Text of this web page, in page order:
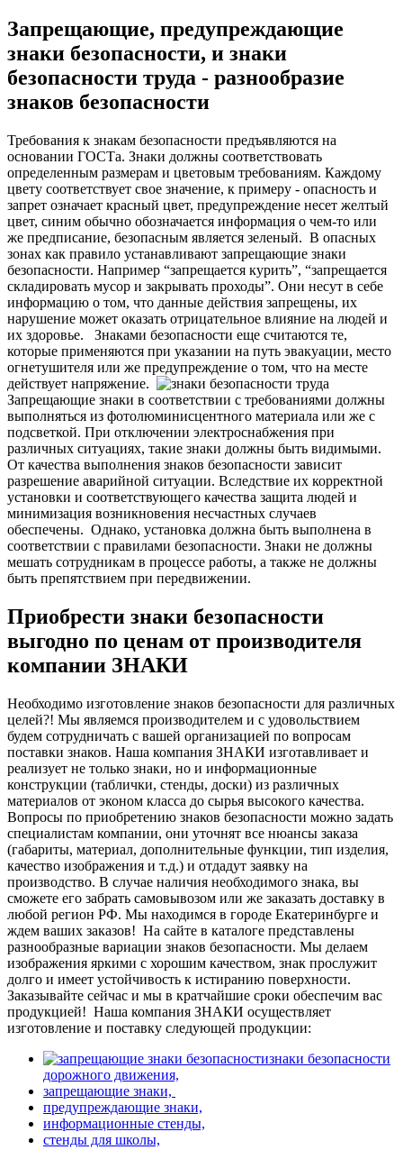
Запрещающие, предупреждающие
знаки безопасности, и знаки
безопасности труда - разнообразие
знаков безопасности
Требования к знакам безопасности предъявляются на
основании ГОСТа. Знаки должны соответствовать
определенным размерам и цветовым требованиям. Каждому
цвету соответствует свое значение, к примеру - опасность и
запрет означает красный цвет, предупреждение несет желтый
цвет, синим обычно обозначается информация о чем-то или
же предписание, безопасным является зеленый. В опасных
зонах как правило устанавливают запрещающие знаки
безопасности. Например “запрещается курить”, “запрещается
складировать мусор и закрывать проходы”. Они несут в себе
информацию о том, что данные действия запрещены, их
нарушение может оказать отрицательное влияние на людей и
их здоровье.
Знаками безопасности еще считаются те,
которые применяются при указании на путь эвакуации, место
огнетушителя или же предупреждение о том, что на месте
действует напряжение.
Запрещающие знаки в соответствии с требованиями должны
выполняться из фотолюминисцентного материала или же с
подсветкой. При отключении электроснабжения при
различных ситуациях, такие знаки должны быть видимыми.
От качества выполнения знаков безопасности зависит
разрешение аварийной ситуации. Вследствие их корректной
установки и соответствующего качества защита людей и
минимизация возникновения несчастных случаев
обеспечены. Однако, установка должна быть выполнена в
соответствии с правилами безопасности. Знаки не должны
мешать сотрудникам в процессе работы, а также не должны
быть препятствием при передвижении.
Приобрести знаки безопасности
выгодно по ценам от производителя
компании ЗНАКИ
Необходимо изготовление знаков безопасности для различных
целей?! Мы являемся производителем и с удовольствием
будем сотрудничать с вашей организацией по вопросам
поставки знаков. Наша компания ЗНАКИ изготавливает и
реализует не только знаки, но и информационные
конструкции (таблички, стенды, доски) из различных
материалов от эконом класса до сырья высокого качества.
Вопросы по приобретению знаков безопасности можно задать
специалистам компании, они уточнят все нюансы заказа
(габариты, материал, дополнительные функции, тип изделия,
качество изображения и т.д.) и отдадут заявку на
производство. В случае наличия необходимого знака, вы
сможете его забрать самовывозом или же заказать доставку в
любой регион РФ. Мы находимся в городе Екатеринбурге и
ждем ваших заказов! На сайте в каталоге представлены
разнообразные вариации знаков безопасности. Мы делаем
изображения яркими с хорошим качеством, знак прослужит
долго и имеет устойчивость к истиранию поверхности.
Заказывайте сейчас и мы в кратчайшие сроки обеспечим вас
продукцией! Наша компания ЗНАКИ осуществляет
изготовление и поставку следующей продукции:
знаки безопасности
дорожного движения,
запрещающие знаки,
предупреждающие знаки,
информационные стенды,
стенды для школы,